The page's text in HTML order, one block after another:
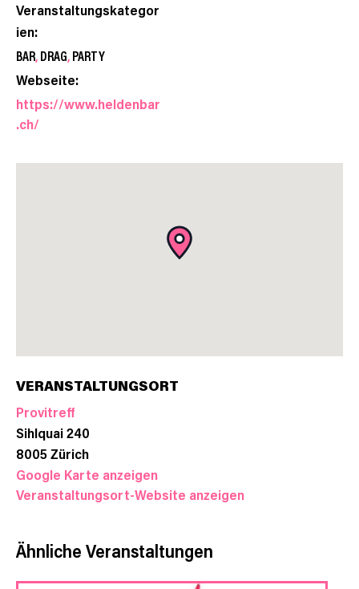
Veranstaltungskategor
ien:
BAR,DRAG,PARTY
Webseite:
https://www.heldenbar
.ch/
VERANSTALTUNGSORT
Provitreff
Sihlquai 240
8005Zürich
Google Karte anzeigen
Veranstaltungsort-Website anzeigen
Ähnliche Veranstaltungen